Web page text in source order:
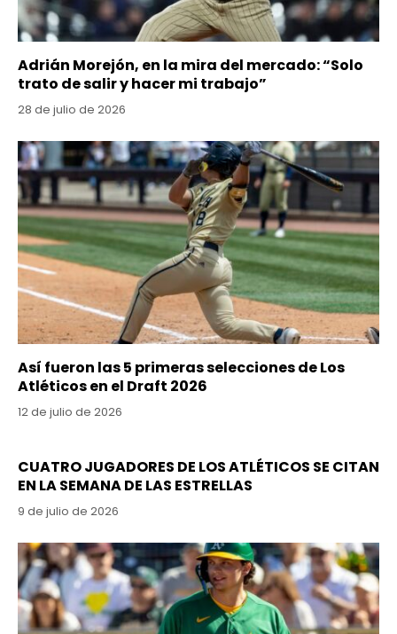
Adrián Morejón, en la mira del mercado: “Solo
trato de salir y hacer mi trabajo”
28 de julio de 2026
Así fueron las 5 primeras selecciones de Los
Atléticos en el Draft 2026
12 de julio de 2026
CUATRO JUGADORES DE LOS ATLÉTICOS SE CITAN
EN LA SEMANA DE LAS ESTRELLAS
9 de julio de 2026